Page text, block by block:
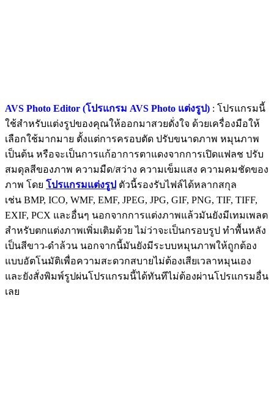
AVS Photo Editor (โปรแกรม AVS Photo แต่งรูป) : โปรแกรมนี้
ใช้สำหรับแต่งรูปของคุณให้ออกมาสวยดั่งใจ ด้วยเครื่องมือให้
เลือกใช้มากมาย ตั้งแต่การครอบตัด ปรับขนาดภาพ หมุนภาพ
เป็นต้น หรือจะเป็นการแก้อาการตาแดงจากการเปิดแฟลช ปรับ
สมดุลสีของภาพ ความมืด/สว่าง ความเข็มแสง ความคมชัดของ
ภาพ โดย โปรแกรมแต่งรูป ตัวนี้รองรับไฟล์ได้หลากสกุล
เช่น BMP, ICO, WMF, EMF, JPEG, JPG, GIF, PNG, TIF, TIFF,
EXIF, PCX และอื่นๆ นอกจากการแต่งภาพแล้วมันยังมีเทมเพลต
สำหรับตกแต่งภาพเพิ่มเติมด้วย ไม่ว่าจะเป็นกรอบรูป ทำพื้นหลัง
เป็นสีขาว-ดำล้วน นอกจากนี้มันยังมีระบบหมุนภาพให้ถูกต้อง
แบบอัตโนมัติเพื่อความสะดวกสบายไม่ต้องเสียเวลาหมุนเอง
และยังสั่งพิมพ์รูปผ่นโปรแกรมนี้ได้ทันทีไม่ต้องผ่านโปรแกรมอื่น
เลย